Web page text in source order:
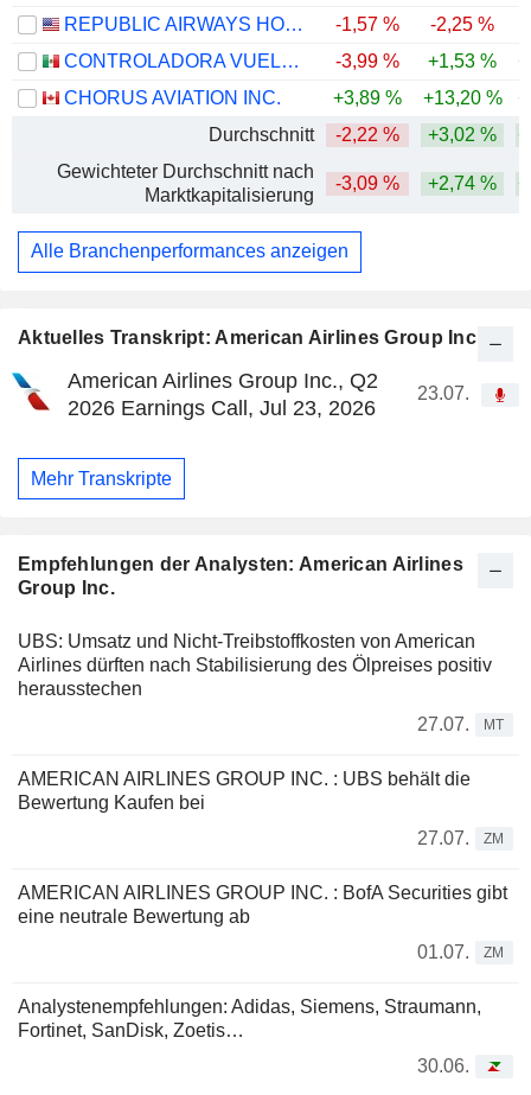
Aktuelles Transkript: American Airlines Group Inc.
American Airlines Group Inc., Q2
2026 Earnings Call, Jul 23, 2026
23.07.
Mehr Transkripte
Empfehlungen der Analysten: American Airlines
Group Inc.
UBS: Umsatz und Nicht-Treibstoffkosten von American
Airlines dürften nach Stabilisierung des Ölpreises positiv
herausstechen
27.07.
MT
AMERICAN AIRLINES GROUP INC. : UBS behält die
Bewertung Kaufen bei
27.07.
ZM
AMERICAN AIRLINES GROUP INC. : BofA Securities gibt
eine neutrale Bewertung ab
01.07.
ZM
Analystenempfehlungen: Adidas, Siemens, Straumann,
Fortinet, SanDisk, Zoetis…
30.06.
REPUBLIC AIRWAYS HOLDINGS INC. -1,57 %
-2,25 %
CONTROLADORA VUELA COMPAÑÍA DE AVIACIÓN, S.A.B. DE C.V.
-3,99 % +1,53 %
CHORUS AVIATION INC.
+3,89 % +13,20 %
Durchschnitt
-2,22 % +3,02 %
Gewichteter Durchschnitt nach
Marktkapitalisierung
-3,09 % +2,74 %
Alle Branchenperformances anzeigen